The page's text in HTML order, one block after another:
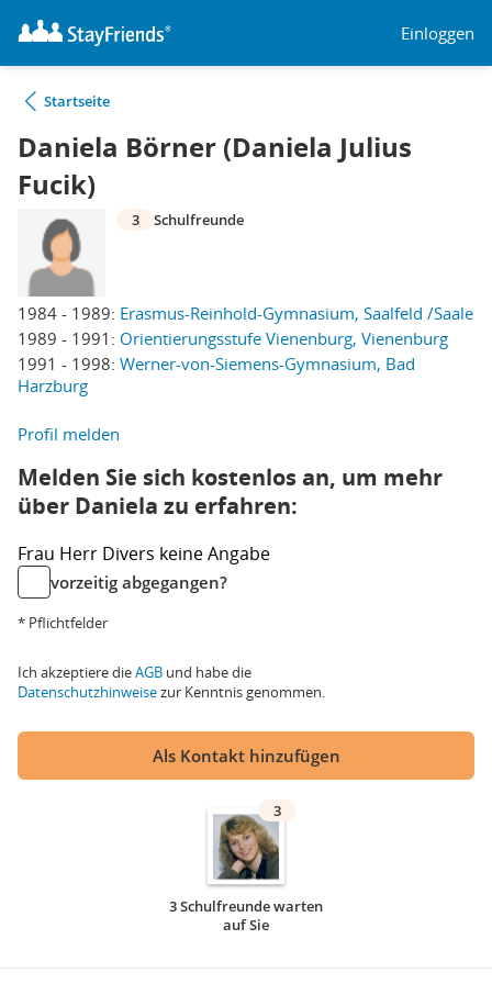
Einloggen
Startseite
Daniela Börner (Daniela Julius
Fucik)
1984 - 1989: Erasmus-Reinhold-Gymnasium, Saalfeld /Saale
1989 - 1991: Orientierungsstufe Vienenburg, Vienenburg
1991 - 1998: Werner-von-Siemens-Gymnasium, Bad
Harzburg
3 Schulfreunde
Profil melden
Melden Sie sich kostenlos an, um mehr
über Daniela zu erfahren:
Frau Herr Divers keine Angabe
vorzeitig abgegangen?
* Pflichtfelder
Ich akzeptiere dieAGB und habe die
Datenschutzhinweisezur Kenntnis genommen.
Als Kontakt hinzufügen
3
3 Schulfreunde warten
auf Sie